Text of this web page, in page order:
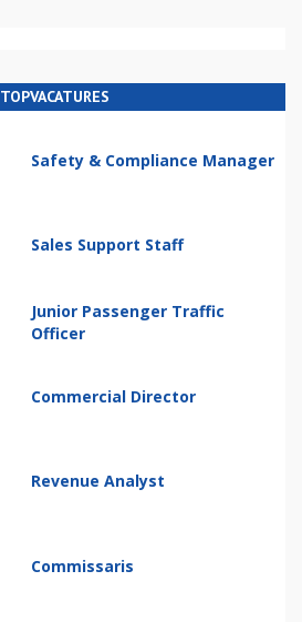
TOPVACATURES
Safety & Compliance Manager
Sales Support Staff
Junior Passenger Traffic
Officer
Commercial Director
Revenue Analyst
Commissaris